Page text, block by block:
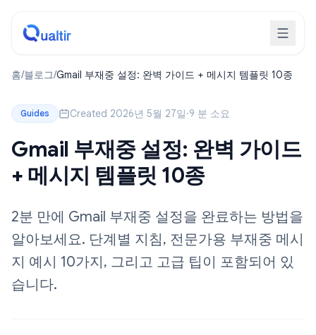
홈/블로그/Gmail 부재중 설정: 완벽 가이드 + 메시지 템플릿 10종
Guides Created 2026년 5월 27일·9 분 소요
Gmail 부재중 설정: 완벽 가이드
+ 메시지 템플릿 10종
2분 만에 Gmail 부재중 설정을 완료하는 방법을
알아보세요. 단계별 지침, 전문가용 부재중 메시
지 예시 10가지, 그리고 고급 팁이 포함되어 있
습니다.